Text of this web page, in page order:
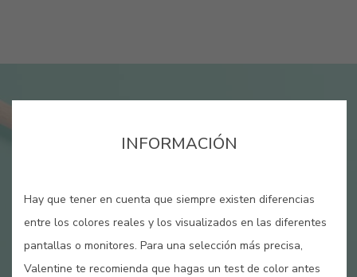
INFORMACIÓN
Hay que tener en cuenta que siempre existen diferencias
entre los colores reales y los visualizados en las diferentes
pantallas o monitores. Para una selección más precisa,
Valentine te recomienda que hagas un test de color antes